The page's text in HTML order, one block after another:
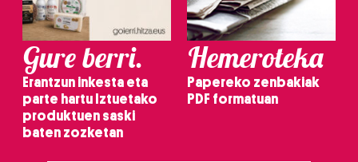
Gure berri.
Erantzun inkesta eta
parte hartu Iztuetako
produktuen saski
baten zozketan
Hemeroteka
Papereko zenbakiak
PDF formatuan